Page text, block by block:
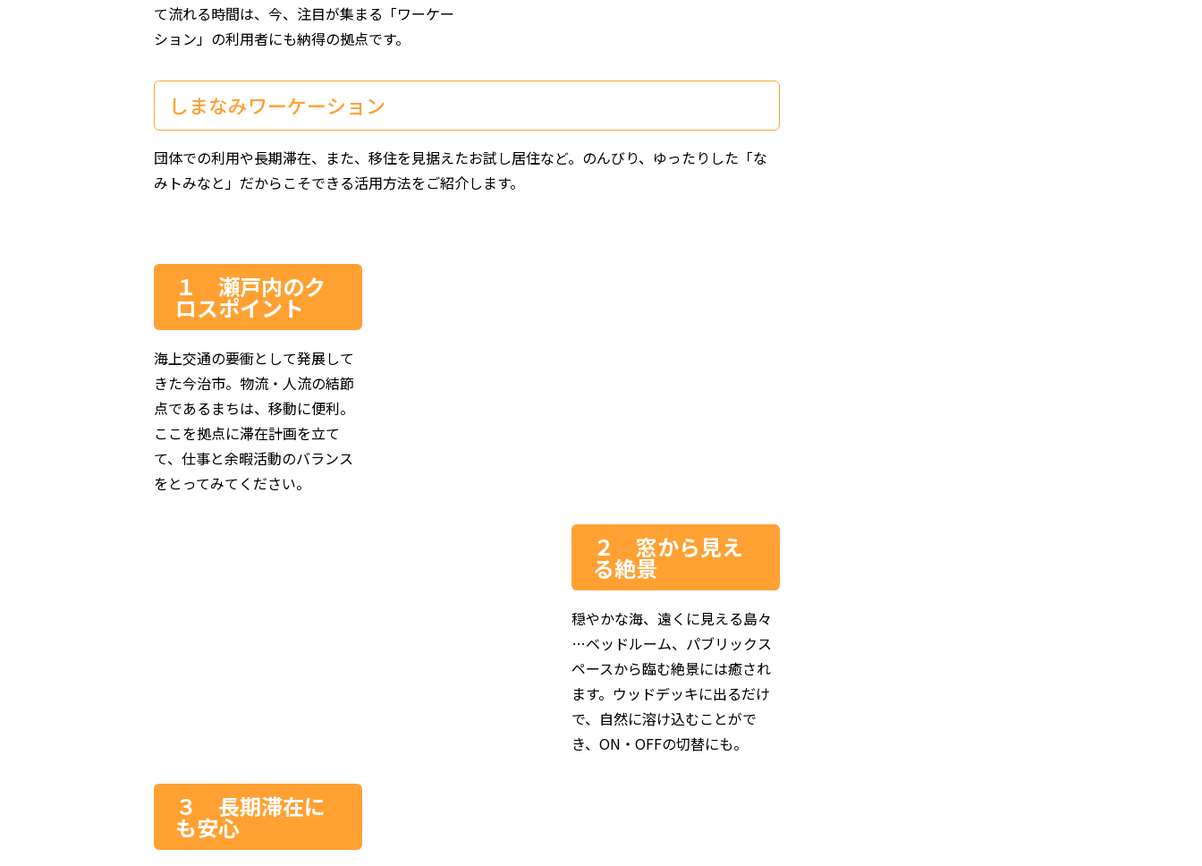
て流れる時間は、今、注目が集まる「ワーケー
ション」の利用者にも納得の拠点です。
しまなみワーケーション
団体での利用や長期滞在、また、移住を見据えたお試し居住など。のんびり、ゆったりした「な
みトみなと」だからこそできる活用方法をご紹介します。
１ 瀬戸内のク
ロスポイント
海上交通の要衝として発展して
きた今治市。物流・人流の結節
点であるまちは、移動に便利。
ここを拠点に滞在計画を立て
て、仕事と余暇活動のバランス
をとってみてください。
２ 窓から見え
る絶景
穏やかな海、遠くに見える島々
…ベッドルーム、パブリックス
ペースから臨む絶景には癒され
ます。ウッドデッキに出るだけ
で、自然に溶け込むことがで
き、ON・OFFの切替にも。
３ 長期滞在に
も安心